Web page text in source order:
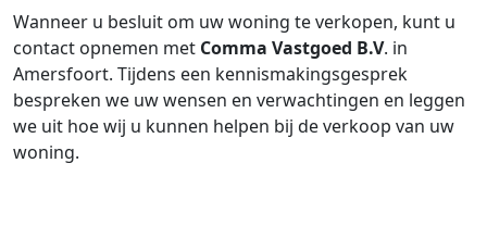
Wanneer u besluit om uw woning te verkopen, kunt u
contact opnemen met Comma Vastgoed B.V. in
Amersfoort. Tijdens een kennismakingsgesprek
bespreken we uw wensen en verwachtingen en leggen
we uit hoe wij u kunnen helpen bij de verkoop van uw
woning.